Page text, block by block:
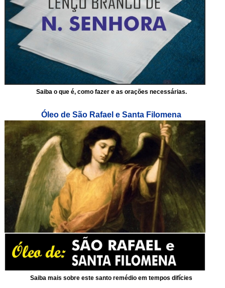
Saiba o que é, como fazer e as orações necessárias.
Óleo de São Rafael e Santa Filomena
Saiba mais sobre este santo remédio em tempos difícies